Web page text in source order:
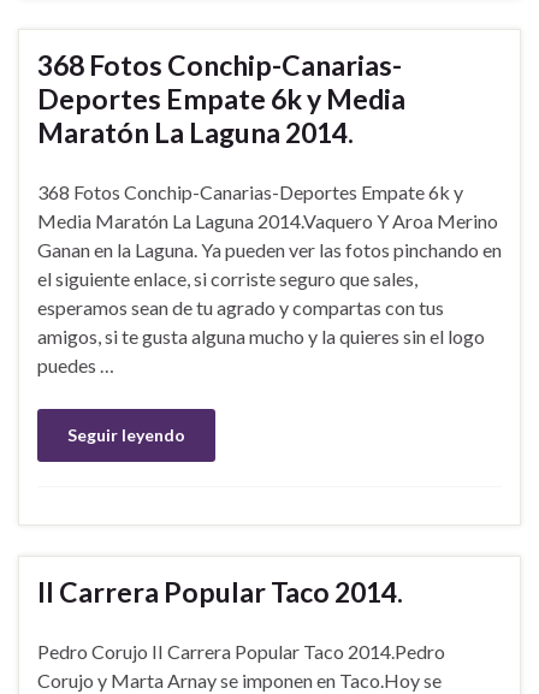
368 Fotos Conchip-Canarias-
Deportes Empate 6k y Media
Maratón La Laguna 2014.
368 Fotos Conchip-Canarias-Deportes Empate 6k y
Media Maratón La Laguna 2014.Vaquero Y Aroa Merino
Ganan en la Laguna. Ya pueden ver las fotos pinchando en
el siguiente enlace, si corriste seguro que sales,
esperamos sean de tu agrado y compartas con tus
amigos, si te gusta alguna mucho y la quieres sin el logo
puedes …
Seguir leyendo
II Carrera Popular Taco 2014.
Pedro Corujo II Carrera Popular Taco 2014.Pedro
Corujo y Marta Arnay se imponen en Taco.Hoy se